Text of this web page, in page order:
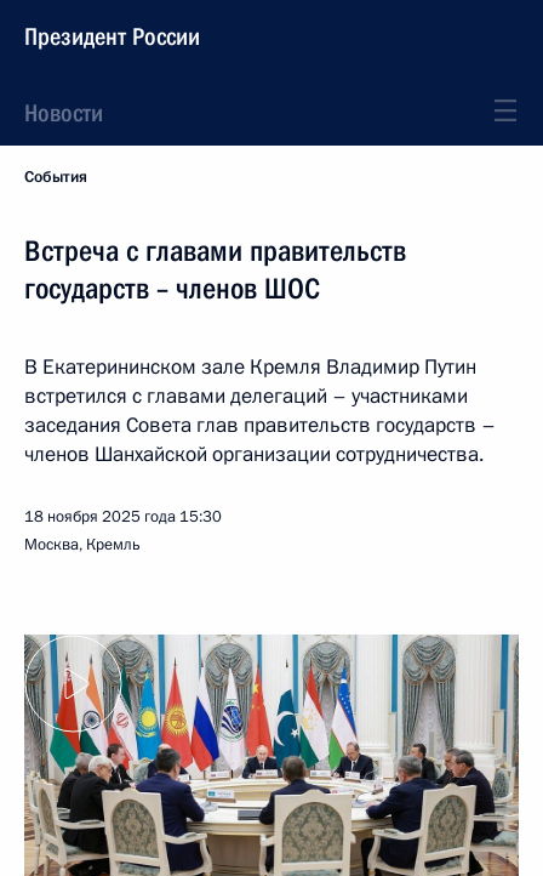
Президент России
Новости
События
Встреча с главами правительств
государств – членов ШОС
В Екатерининском зале Кремля Владимир Путин
встретился с главами делегаций – участниками
заседания Совета глав правительств государств –
членов Шанхайской организации сотрудничества.
18 ноября 2025 года 15:30
Москва, Кремль